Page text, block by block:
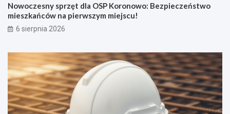
Nowoczesny sprzęt dla OSP Koronowo: Bezpieczeństwo
mieszkańców na pierwszym miejscu!
6 sierpnia 2026